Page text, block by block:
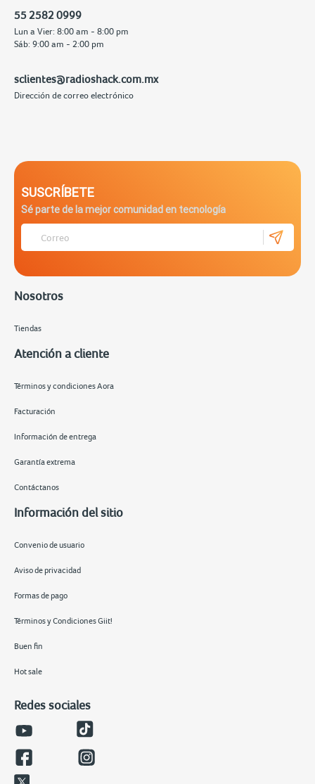
55 2582 0999
Lun a Vier: 8:00 am - 8:00 pm
Sáb: 9:00 am - 2:00 pm
sclientes@radioshack.com.mx
Dirección de correo electrónico
SUSCRÍBETE
Sé parte de la mejor comunidad en tecnología
Nosotros
Tiendas
Atención a cliente
Términos y condiciones Aora
Facturación
Información de entrega
Garantía extrema
Contáctanos
Información del sitio
Convenio de usuario
Aviso de privacidad
Formas de pago
Términos y Condiciones Giit!
Buen fin
Hot sale
Redes sociales